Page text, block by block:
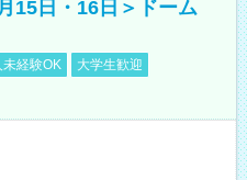
15日・16日＞ドーム
未経験OK
大学生歓迎